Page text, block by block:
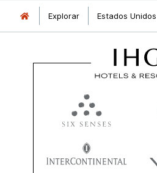
Explorar Estados Unidos